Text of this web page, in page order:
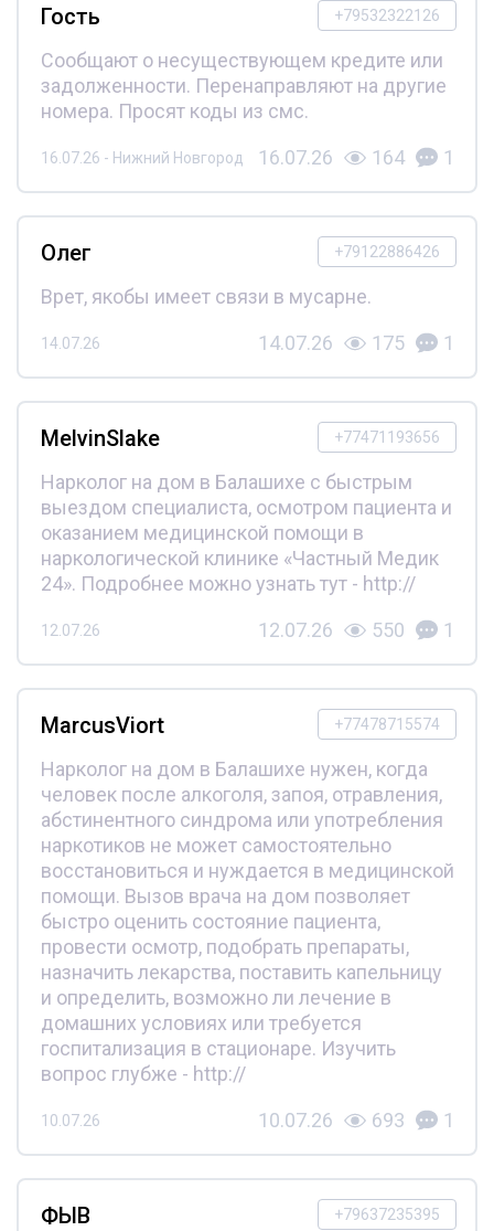
+79532322126
Гость
Сообщают о несуществующем кредите или
задолженности. Перенаправляют на другие
номера. Просят коды из смс.
16.07.26 - Нижний Новгород 16.07.26 164 1
+79122886426
Олег
Врет, якобы имеет связи в мусарне.
14.07.26 14.07.26 175 1
+77471193656
MelvinSlake
Нарколог на дом в Балашихе с быстрым
выездом специалиста, осмотром пациента и
оказанием медицинской помощи в
наркологической клинике «Частный Медик
24». Подробнее можно узнать тут - http://
12.07.26 12.07.26 550 1
+77478715574
MarcusViort
Нарколог на дом в Балашихе нужен, когда
человек после алкоголя, запоя, отравления,
абстинентного синдрома или употребления
наркотиков не может самостоятельно
восстановиться и нуждается в медицинской
помощи. Вызов врача на дом позволяет
быстро оценить состояние пациента,
провести осмотр, подобрать препараты,
назначить лекарства, поставить капельницу
и определить, возможно ли лечение в
домашних условиях или требуется
госпитализация в стационаре. Изучить
вопрос глубже - http://
10.07.26 10.07.26 693 1
+79637235395
ФЫВ